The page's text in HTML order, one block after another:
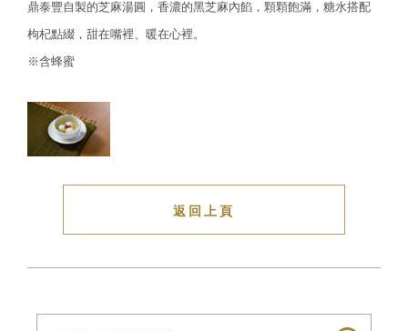
鼎泰豐自製的芝麻湯圓，香濃的黑芝麻內餡，顆顆飽滿，糖水搭配
枸杞點綴，甜在嘴裡、暖在心裡。
※含蜂蜜
返回上頁